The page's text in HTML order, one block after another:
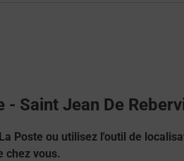
- Saint Jean De
Poste ou utilisez l'outil de
chez vous.